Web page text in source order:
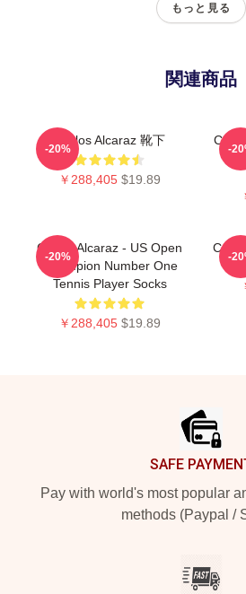
もっと見る
関連商品
Carlos Alcaraz 靴下
￥288,405 $19.89
-20% -
Carlos Alcaraz - US Open
Champion Number One
Tennis Player Socks
￥288,405 $19.89
-20% -
SAFE
Pay with world's most popular
methods (Paypal /